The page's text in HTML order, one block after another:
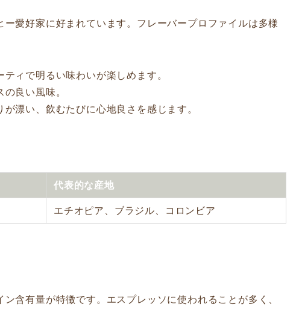
愛好家に好まれています。フレーバープロファイルは多様
ィで明るい味わいが楽しめます。
良い風味。
が漂い、飲むたびに心地良さを感じます。
代表的な産地
エチオピア、ブラジル、コロンビア
含有量が特徴です。エスプレッソに使われることが多く、